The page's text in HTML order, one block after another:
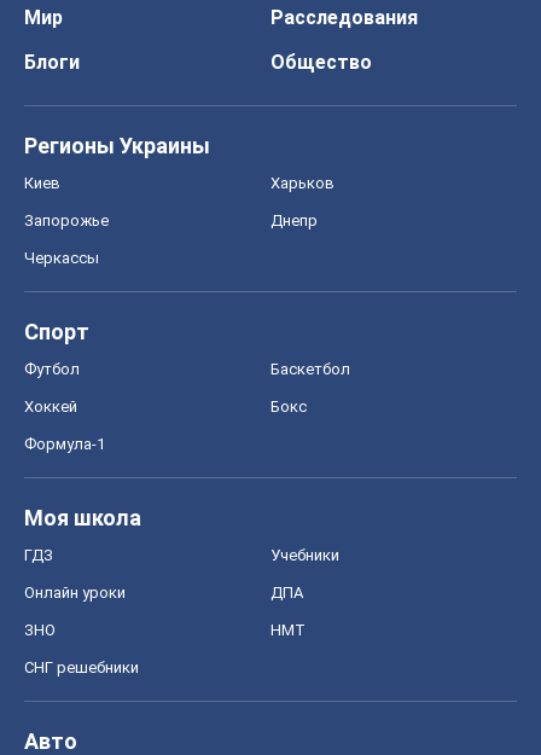
Мир
Расследования
Блоги
Общество
Регионы Украины
Киев Харьков
Запорожье Днепр
Черкассы
Спорт
Футбол Баскетбол
Хоккей Бокс
Формула-1
Моя школа
ГДЗ Учебники
Онлайн уроки ДПА
ЗНО НМТ
СНГ решебники
Авто